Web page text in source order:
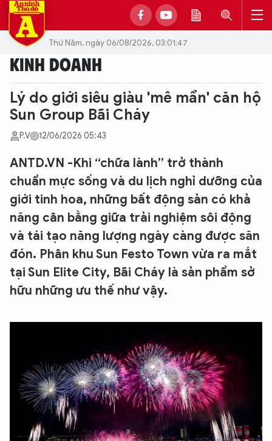
Thứ Năm, ngày 06/08/2026, 03:01:47
KINH DOANH
Lý do giới siêu giàu 'mê mẩn' căn hộ
Sun Group Bãi Cháy
P.V 12/06/2026 05:43
ANTD.VN -Khi “chữa lành” trở thành
chuẩn mực sống và du lịch nghỉ dưỡng của
giới tinh hoa, những bất động sản có khả
năng cân bằng giữa trải nghiệm sôi động
và tái tạo năng lượng ngày càng được săn
đón. Phân khu Sun Festo Town vừa ra mắt
tại Sun Elite City, Bãi Cháy là sản phẩm sở
hữu những ưu thế như vậy.